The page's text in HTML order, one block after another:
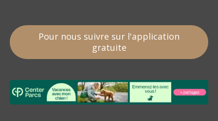
Pour nous suivre sur l'application
gratuite